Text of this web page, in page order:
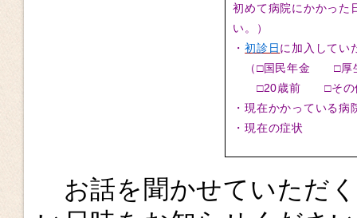
初めて病院にかかった
い。）
・初診日に加入してい
（□国民年金 □厚
□20歳前 □その
・現在かかっている病
・現在の症状
お話を聞かせていただ